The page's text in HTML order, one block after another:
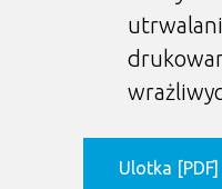
Ulotka [PDF]